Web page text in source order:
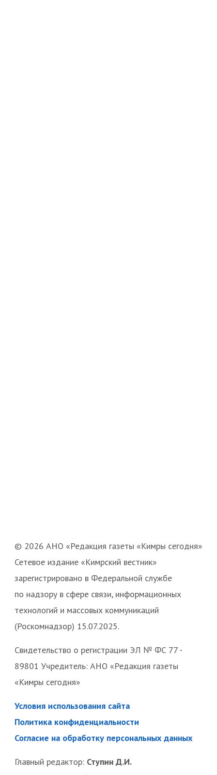
© 2026 АНО «Редакция газеты «Кимры сегодня»
Сетевое издание «Кимрский вестник»
зарегистрировано в Федеральной службе
по надзору в сфере связи, информационных
технологий и массовых коммуникаций
(Роскомнадзор) 15.07.2025.
Свидетельство о регистрации ЭЛ № ФС 77 -
89801 Учредитель: АНО «Редакция газеты
«Кимры сегодня»
Условия использования сайта
Политика конфиденциальности
Согласие на обработку персональных данных
Главный редактор: Ступин Д.И.